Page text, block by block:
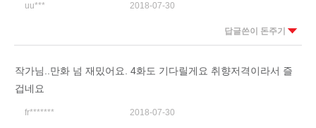
uu*** 2018-07-30
답글쓴이 돈주기
작가님..만화 넘 재밌어요. 4화도 기다릴게요 취향저격이라서 즐
겁네요
fr******* 2018-07-30